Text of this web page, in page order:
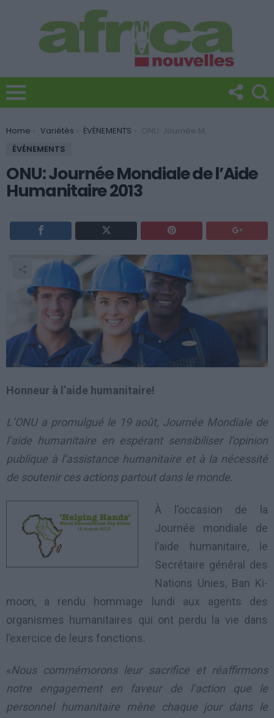
You are here:
Home Variétès ÉVÉNEMENTS
ONU: Journée Mondiale de l’Aide Humanitaire 2013
ÉVÉNEMENTS
ONU: Journée Mondiale de l’Aide
Humanitaire 2013
Honneur à l’aide humanitaire!
L’ONU a promulgué le 19 août, Journée Mondiale de
l’aide humanitaire en espérant sensibiliser l’opinion
publique à l’assistance humanitaire et à la nécessité
de soutenir ces actions partout dans le monde.
À l’occasion de la
Journée mondiale de
l’aide humanitaire, le
Secrétaire général des
Nations Unies, Ban Ki-
moon, a rendu hommage lundi aux agents des
organismes humanitaires qui ont perdu la vie dans
l’exercice de leurs fonctions.
«Nous commémorons leur sacrifice et réaffirmons
notre engagement en faveur de l’action que le
personnel humanitaire mène chaque jour dans le